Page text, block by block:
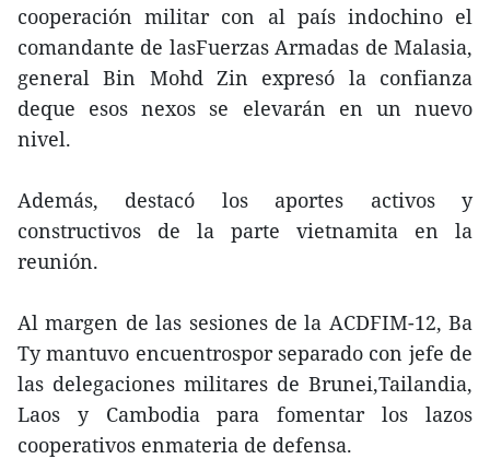
cooperación militar con al país indochino el
comandante de lasFuerzas Armadas de Malasia,
general Bin Mohd Zin expresó la confianza
deque esos nexos se elevarán en un nuevo
nivel.
Además, destacó los aportes activos y
constructivos de la parte vietnamita en la
reunión.
Al margen de las sesiones de la ACDFIM-12, Ba
Ty mantuvo encuentrospor separado con jefe de
las delegaciones militares de Brunei,Tailandia,
Laos y Cambodia para fomentar los lazos
cooperativos enmateria de defensa.